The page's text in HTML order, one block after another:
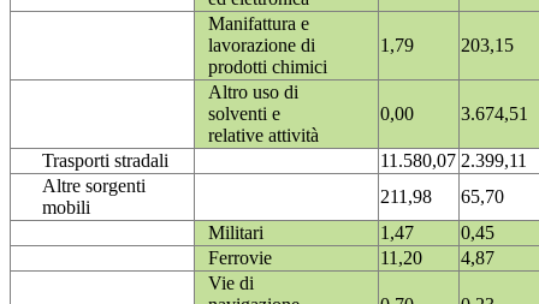
Manifattura e
lavorazione di
prodotti chimici
1,79 203,15
Altro uso di
solventi e
relative attività
0,00 3.674,51
Trasporti stradali 11.580,07 2.399,11
Altre sorgenti
mobili
211,98
65,70
Militari
1,47
0,45
Ferrovie
11,20
4,87
Vie di